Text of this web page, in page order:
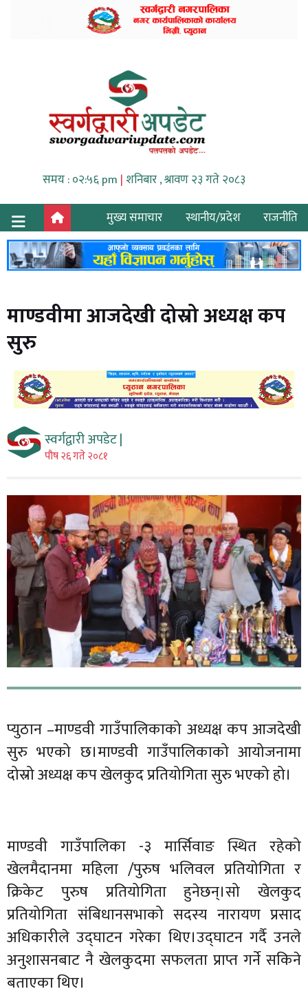
समय : ०२:५६ pm | शनिबार , श्रावण २३ गते २०८३
मुख्य समाचार
स्थानीय/प्रदेश राजनीति
माण्डवीमा आजदेखी दोस्रो अध्यक्ष कप
सुरु
स्वर्गद्वारी अपडेट |
पौष २६ गते २०८१
प्युठान –माण्डवी गाउँपालिकाको अध्यक्ष कप आजदेखी
सुरु भएको छ।माण्डवी गाउँपालिकाको आयोजनामा
दोस्रो अध्यक्ष कप खेलकुद प्रतियोगिता सुरु भएको हो।
माण्डवी गाउँपालिका -३ मार्सिवाङ स्थित रहेको
खेलमैदानमा महिला /पुरुष भलिवल प्रतियोगिता र
क्रिकेट पुरुष प्रतियोगिता हुनेछन्।सो खेलकुद
प्रतियोगिता संबिधानसभाको सदस्य नारायण प्रसाद
अधिकारीले उद्घाटन गरेका थिए।उद्घाटन गर्दै उनले
अनुशासनबाट नै खेलकुदमा सफलता प्राप्त गर्ने सकिने
बताएका थिए।